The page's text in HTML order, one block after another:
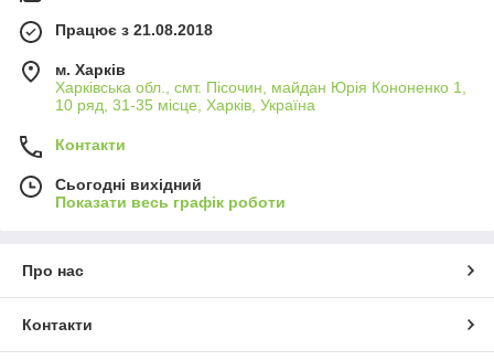
Працює з 21.08.2018
м. Харків
Харківська обл., смт. Пісочин, майдан Юрія Кононенко 1,
10 ряд, 31-35 місце, Харків, Україна
Контакти
Сьогодні вихідний
Показати весь графік роботи
Про нас
Контакти